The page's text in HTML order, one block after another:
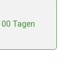
Tagen